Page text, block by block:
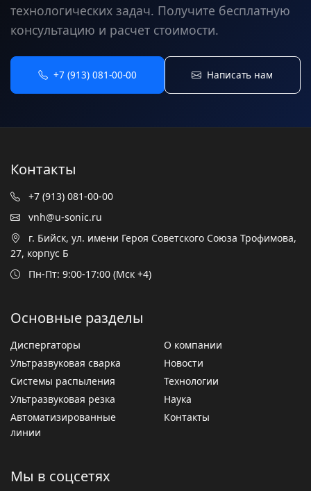
технологических задач. Получите бесплатную
консультацию и расчет стоимости.
+7 (913) 081-00-00 Написать нам
Контакты
+7 (913) 081-00-00
vnh@u-sonic.ru
г. Бийск, ул. имени Героя Советского Союза Трофимова,
27, корпус Б
Пн-Пт: 9:00-17:00 (Мск +4)
Основные разделы
Диспергаторы
Ультразвуковая сварка
Системы распыления
Ультразвуковая резка
Автоматизированные
линии
О компании
Новости
Технологии
Наука
Контакты
Мы в соцсетях